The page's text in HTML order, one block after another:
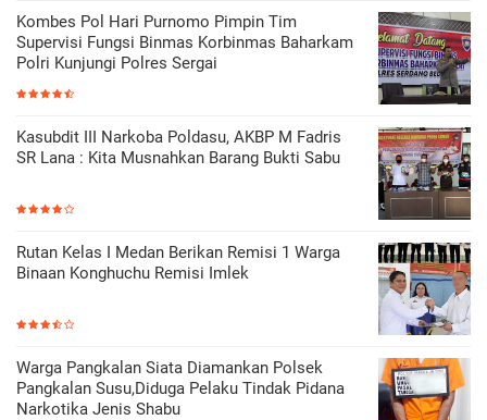
Kombes Pol Hari Purnomo Pimpin Tim
Supervisi Fungsi Binmas Korbinmas Baharkam
Polri Kunjungi Polres Sergai
Kasubdit III Narkoba Poldasu, AKBP M Fadris
SR Lana : Kita Musnahkan Barang Bukti Sabu
Rutan Kelas I Medan Berikan Remisi 1 Warga
Binaan Konghuchu Remisi Imlek
Warga Pangkalan Siata Diamankan Polsek
Pangkalan Susu,Diduga Pelaku Tindak Pidana
Narkotika Jenis Shabu